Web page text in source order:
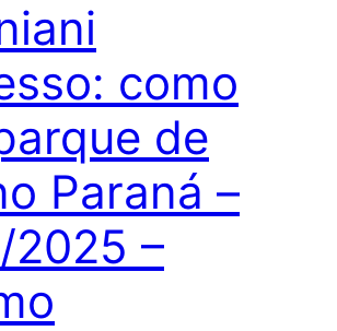
como
de
Paraná –
2025 –